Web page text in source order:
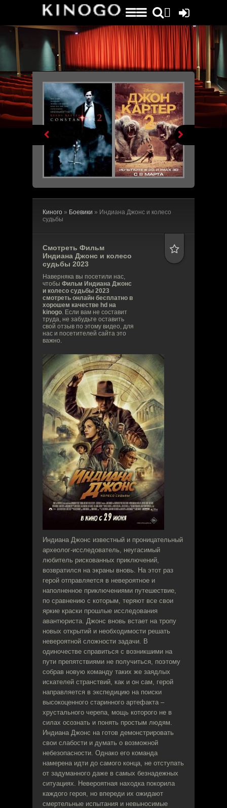
File engine/metagen.php not found.
 
Киного » Боевики » Индиана Джонс и колесо
судьбы
Смотреть Фильм
Индиана Джонс и колесо
судьбы 2023
Наверняка вы посетили нас,
чтобы Фильм Индиана Джонс
и колесо судьбы 2023
смотреть онлайн бесплатно в
хорошем качестве hd на
kinogo. Если вам не составит
труда, не забудьте оставить
свой отзыв по этому видео, для
нас и посетителей сайта это
важно.
Индиана Джонс известный и проницательный
археолог-исследователь, неугасимый
любитель рискованных приключений,
возвратился на экраны вновь. На этот раз
герой отправляется в невероятное и
наполненное приключениями путешествие,
по сравнению с которым, теряют все свои
яркие краски прошлые исследования
авантюриста. Джонс вновь встает на тропу
новых открытий и необходимости решать
невероятной сложности задачи. В
одиночестве справиться с возникшими на
пути препятствиями не получиться, поэтому
собрав новую команду таких же заядлых
искателей странствий, как и он сам, герой
направляется в экспедицию на поиски
высокоценного старинного артефакта –
хрустального черепа, мощь которого не в
силах осознать и понять простым людям.
Индиана Джонс на готов демонстрировать
свои слабости и думать о возможной
небезопасности. Однако его команда
намерена идти до самого конца, не отступать
от задуманного даже в самых безнадежных
ситуациях. Невероятная находка покорила
каждого героя, но впереди их ожидают
смертельные испытания и невыносимые